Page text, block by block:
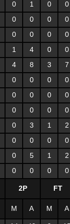
0 1 0
0
0 0 0
0
0 0 0
0
1 4 0
0
4 8 3
7
0 0 0
0
0 0 0
0
0 0 0
0
0 3 1
2
0 0 0
0
0 5 1
2
0 0 0 0
2P FT
M A M A